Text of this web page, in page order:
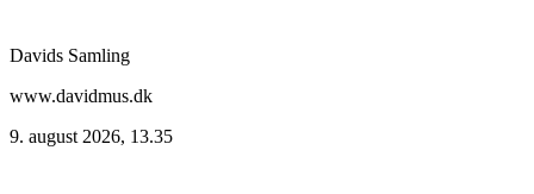
Davids Samling
www.davidmus.dk
9. august 2026, 13.35